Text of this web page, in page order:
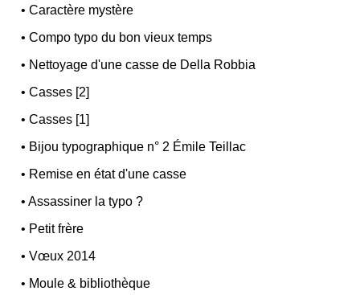
•Caractère mystère
•Compo typo du bon vieux temps
• Nettoyage d'une casse de Della Robbia
•Casses [2]
•Casses [1]
• Bijou typographique n° 2 Émile Teillac
• Remise en état d'une casse
•Assassiner la typo ?
• Petit frère
•Vœux 2014
• Moule & bibliothèque